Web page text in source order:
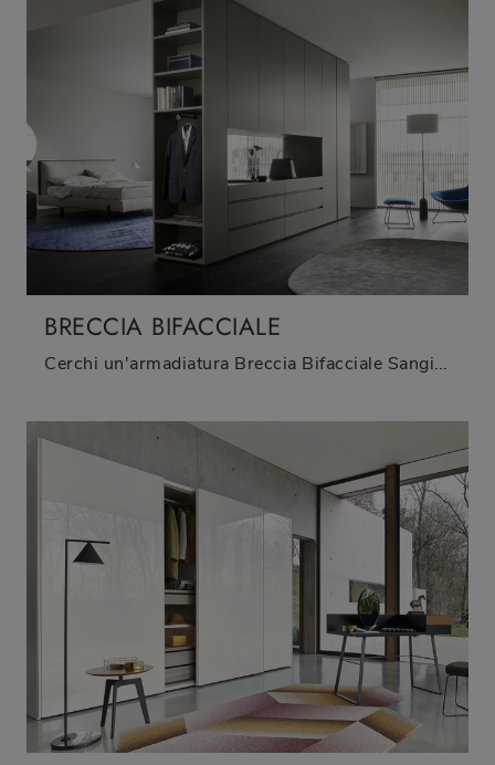
BRECCIA BIFACCIALE
Cerchi un'armadiatura Breccia Bifacciale Sangiacomo? Clicca subito! Gli armadi componibili con ante battenti ti aspettano.